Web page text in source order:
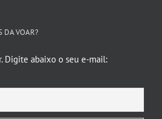
DA VOAR?
Digite abaixo o seu e-mail: